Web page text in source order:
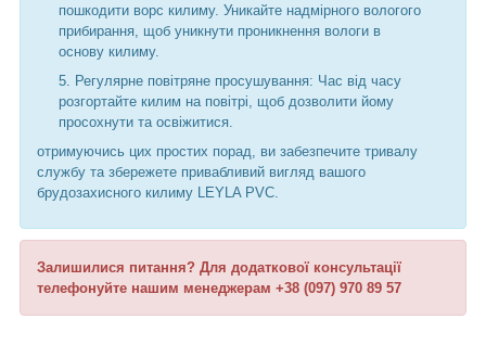
пошкодити ворс килиму. Уникайте надмірного вологого
прибирання, щоб уникнути проникнення вологи в
основу килиму.
Регулярне повітряне просушування: Час від часу
розгортайте килим на повітрі, щоб дозволити йому
просохнути та освіжитися.
отримуючись цих простих порад, ви забезпечите тривалу
службу та збережете привабливий вигляд вашого
брудозахисного килиму LEYLA PVC.
Залишилися питання? Для додаткової консультації
телефонуйте нашим менеджерам +38 (097) 970 89 57